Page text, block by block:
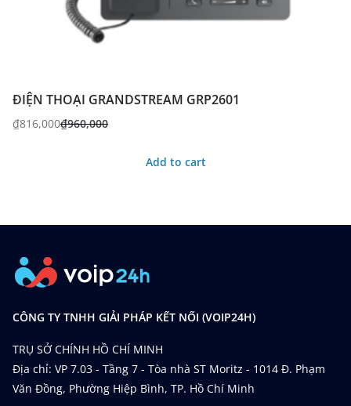
ĐIỆN THOẠI GRANDSTREAM GRP2601
₫960,000
₫816,000
Add to cart
CÔNG TY TNHH GIẢI PHÁP KẾT NỐI (VOIP24H)
TRỤ SỞ CHÍNH HỒ CHÍ MINH
Địa chỉ: VP 7.03 - Tầng 7 - Tòa nhà ST Moritz - 1014 Đ. Phạm
Văn Đồng, Phường Hiệp Bình, TP. Hồ Chí Minh